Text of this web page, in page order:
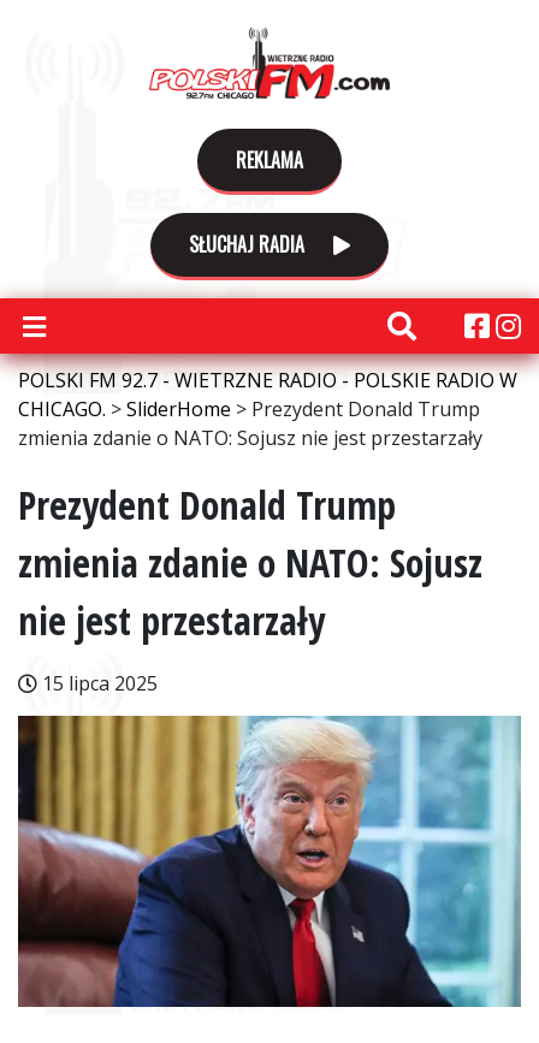
REKLAMA
SŁUCHAJ RADIA
POLSKI FM 92.7 - WIETRZNE RADIO - POLSKIE RADIO W
CHICAGO. >SliderHome > Prezydent Donald Trump
zmienia zdanie o NATO: Sojusz nie jest przestarzały
Prezydent Donald Trump
zmienia zdanie o NATO: Sojusz
nie jest przestarzały
15 lipca 2025